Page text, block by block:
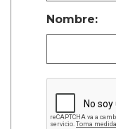
Nombre: